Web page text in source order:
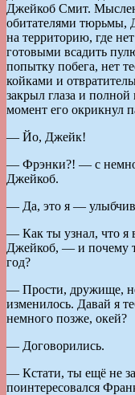
Джейкоб Смит.
обитателями тюрьмы,
на территорию, где
готовыми всадить
попытку побега, нет
койками и
закрыл глаза и
момент его окрикнул
— Йо, Джейк!
— Фрэнки?! — с
Джейкоб.
— Да, это я —
— Как ты узнал, что
Джейкоб, — и почему
год?
— Прости, дружище,
изменилось. Давай я
немного позже, окей?
— Договорились.
— Кстати, ты ещё не
поинтересовался